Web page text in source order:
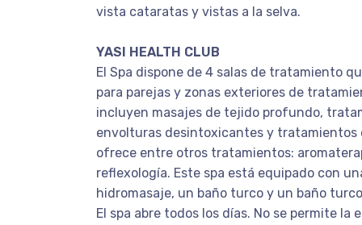
vista cataratas y vistas a la selva.
YASI HEALTH CLUB
El Spa dispone de 4 salas de tratamiento
para parejas y zonas exteriores de
incluyen masajes de tejido profundo,
envolturas desintoxicantes y tratamientos
ofrece entre otros tratamientos:
reflexología. Este spa está equipado con
hidromasaje, un baño turco y un baño
El spa abre todos los días. No se permite la